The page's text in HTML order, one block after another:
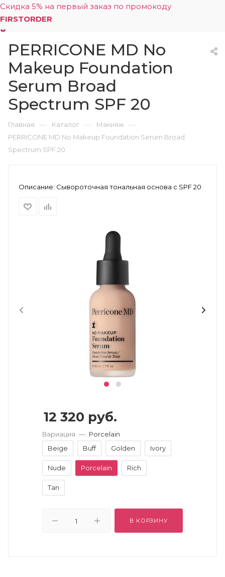
Скидка 5% на первый заказ по промокоду
FIRSTORDER
0
PERRICONE MD No
Makeup Foundation
Serum Broad
Spectrum SPF 20
Главная — Каталог — Макияж —
PERRICONE MD No Makeup Foundation Serum Broad
Spectrum SPF 20
Описание: Сывороточная тональная основа с SPF 20
12 320 руб.
Вариация — Porcelain
Beige
Buff Golden Ivory
Nude Porcelain Rich
Tan
В КОРЗИНУ